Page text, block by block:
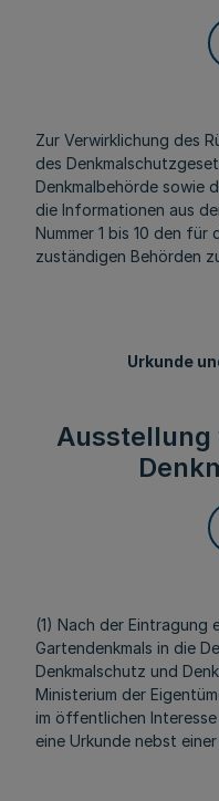
Zur Verwirklichung des
des
Denkmalbehörde sowie
die Informationen aus
Nummer 1 bis 10 den
zuständigen Behörden
Urkunde
Ausstellung
(1) Nach der Eintragung
Gartendenkmals in die
Denkmalschutz und
Ministerium der
im öffentlichen
eine Urkunde nebst